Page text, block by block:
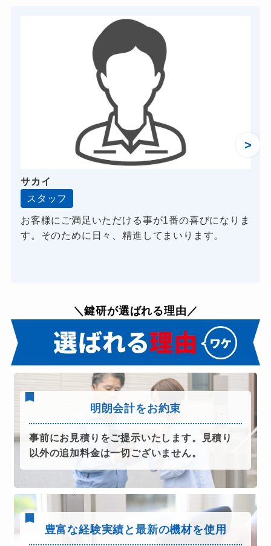
サカイ
スタッフ
お客様にご満足いただける事が1番の喜びになりま
す。そのために日々、精進してまいります。
>
＼鍵研が選ばれる理由／
明朗会計をお約束
事前にお見積りをご提示いたします。見積り
以外の追加料金は一切ございません。
豊富な経験実績と最新の機材を使用